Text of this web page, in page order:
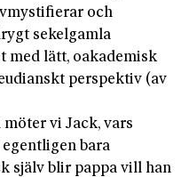
och
sekelgamla
med lätt, oakademisk
perspektiv (av
vi Jack, vars
bara
själv blir pappa vill han